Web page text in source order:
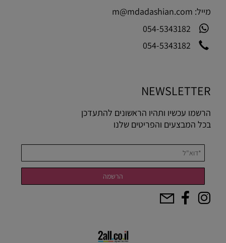
מייל: m@mdadashian.com
054-5343182
054-5343182
NEWSLETTER
הרשמו עכשיו ותהיו הראשונים להתעדכן
בכל המבצעים והפריטים שלנו